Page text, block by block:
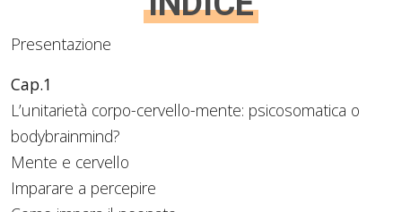
Presentazione
Cap.1
L’unitarietà corpo-cervello-mente: psicosomatica o
bodybrainmind?
Mente e cervello
Imparare a percepire